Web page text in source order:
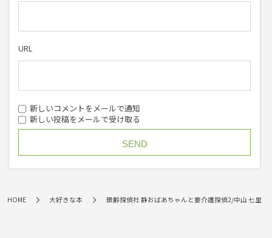
URL
新しいコメントをメールで通知
新しい投稿をメールで受け取る
HOME 大好きな本 銀齢探偵社 静おばあちゃんと要介護探偵2/中山 七里【